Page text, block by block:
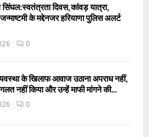
दिवस, कांवड़ यात्रा,
के मद्देनजर हरियाणा पुलिस अलर्ट
0
के खिलाफ आवाज उठाना अपराध नहीं,
नहीं किया और उन्हें माफी मांगने की...
0